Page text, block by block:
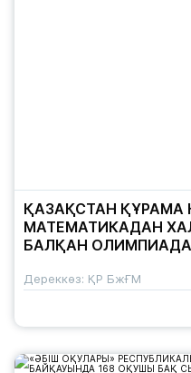
ҚАЗАҚСТАН
МАТЕМАТИКАДАН
БАЛҚАН
Дереккөз: ҚР БжҒМ